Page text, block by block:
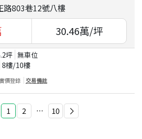
路803巷12號八樓
30.46萬/坪
坪 無車位
8樓/10樓
價登錄 交易備註
1 2 ⋯ 10